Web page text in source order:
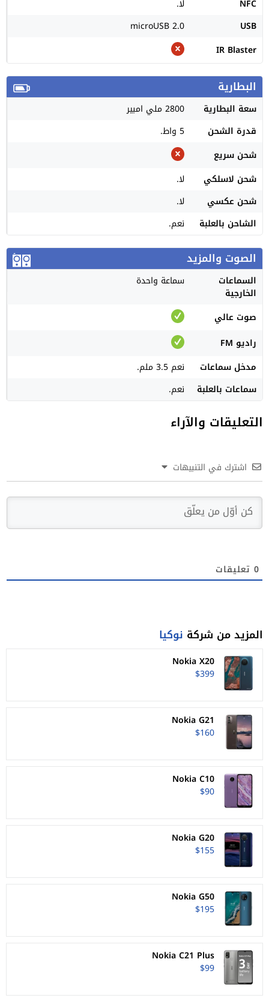
NFC
لا.
USB
microUSB 2.0
IR Blaster
البطارية
سعة البطارية
2800 ملي امبير
قدرة الشحن
5 واط.
شحن سريع
شحن لاسلكي
لا.
شحن عكسي
لا.
الشاحن بالعلبة
نعم.
الصوت والمزيد
السماعات
الخارجية
سماعة واحدة
صوت عالي
راديو FM
مدخل سماعات
نعم 3.5 ملم.
سماعات بالعلبة
نعم.
التعليقات والآراء
اشترك في التنبيهات
0 تعليقات
المزيد من شركة نوكيا
Nokia X20
$399
Nokia G21
$160
Nokia C10
$90
Nokia G20
$155
Nokia G50
$195
Nokia C21 Plus
$99